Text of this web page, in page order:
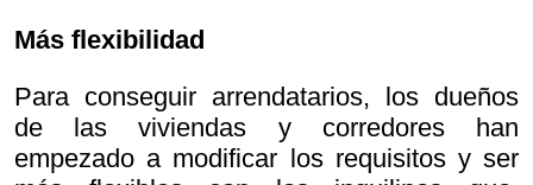
Más flexibilidad
Para conseguir arrendatarios, los dueños
de las viviendas y corredores han
empezado a modificar los requisitos y ser